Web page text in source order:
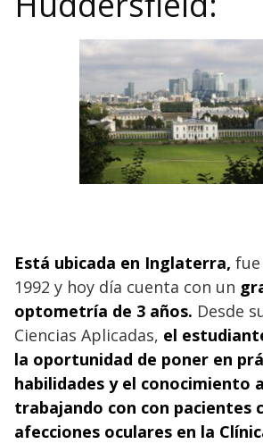
Está ubicada en Inglaterra,
1992 y hoy día cuenta con un
optometría de 3 años. Desde
Ciencias Aplicadas, el
la oportunidad de poner en
habilidades y el conocimiento
trabajando con con pacientes
afecciones oculares en la